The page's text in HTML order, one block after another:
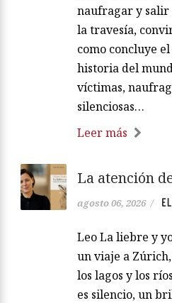
naufragar y
la travesía,
como concluye
historia del
víctimas,
silenciosas…
Leer más
La atención
agosto 06, 2026 /
Leo La liebre y
un viaje a
los lagos y los
es silencio, un